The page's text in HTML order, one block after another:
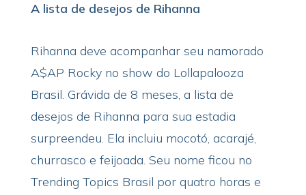
A lista de desejos de Rihanna
Rihanna deve acompanhar seu namorado
A$AP Rocky no show do Lollapalooza
Brasil. Grávida de 8 meses, a lista de
desejos de Rihanna para sua estadia
surpreendeu. Ela incluiu mocotó, acarajé,
churrasco e feijoada. Seu nome ficou no
Trending Topics Brasil por quatro horas e